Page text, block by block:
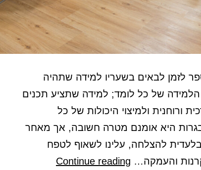
לזמן לבאים בשעריו למידה שתהיה
של כל לומד; למידה שתציע תכנים
ורוחנית ולמיצוי היכולות של כל
היא אומנם מטרה חשובה, אך מאחר
להצלחה, עלינו לשאוף לטפח
והעמקה… Continue reading